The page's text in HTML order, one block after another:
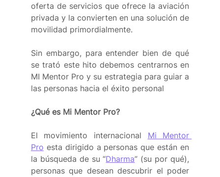
oferta de servicios que ofrece la aviación
privada y la convierten en una solución de
movilidad primordialmente.
Sin embargo, para entender bien de qué
se trató este hito debemos centrarnos en
MI Mentor Pro y su estrategia para guiar a
las personas hacia el éxito personal
¿Qué es Mi Mentor Pro?
El movimiento internacional Mi Mentor
Pro esta dirigido a personas que están en
la búsqueda de su “Dharma” (su por qué),
personas que desean descubrir el poder